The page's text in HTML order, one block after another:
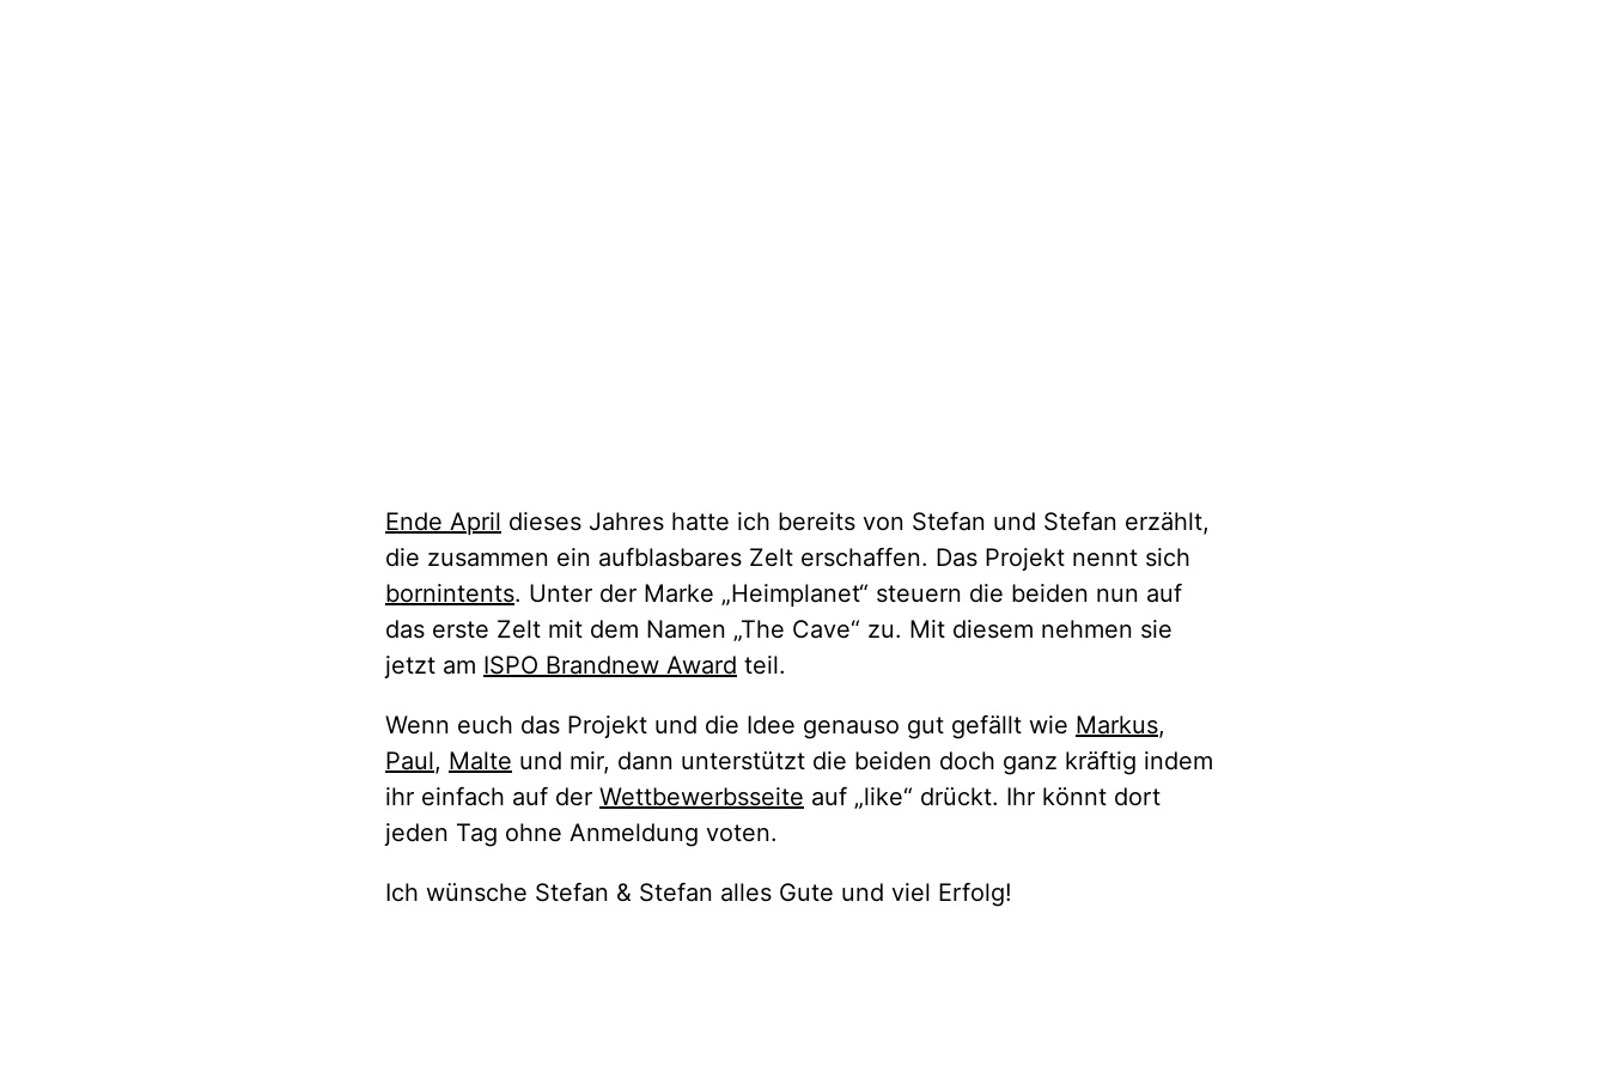
Ende April dieses Jahres hatte ich bereits von Stefan und Stefan erzählt,
die zusammen ein aufblasbares Zelt erschaffen. Das Projekt nennt sich
bornintents. Unter der Marke „Heimplanet“ steuern die beiden nun auf
das erste Zelt mit dem Namen „The Cave“ zu. Mit diesem nehmen sie
jetzt am ISPO Brandnew Award teil.
Wenn euch das Projekt und die Idee genauso gut gefällt wie Markus,
Paul, Malte und mir, dann unterstützt die beiden doch ganz kräftig indem
ihr einfach auf der Wettbewerbsseite auf „like“ drückt. Ihr könnt dort
jeden Tag ohne Anmeldung voten.
Ich wünsche Stefan & Stefan alles Gute und viel Erfolg!